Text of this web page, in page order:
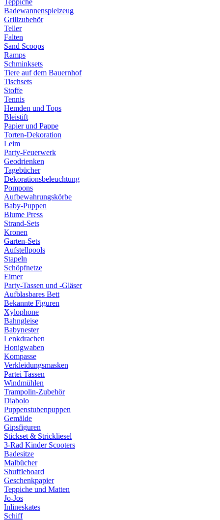
Teppiche
Badewannenspielzeug
Grillzubehör
Teller
Falten
Sand Scoops
Ramps
Schminksets
Tiere auf dem Bauernhof
Tischsets
Stoffe
Tennis
Hemden und Tops
Bleistift
Papier und Pappe
Torten-Dekoration
Leim
Party-Feuerwerk
Geodrienken
Tagebücher
Dekorationsbeleuchtung
Pompons
Aufbewahrungskörbe
Baby-Puppen
Blume Press
Strand-Sets
Kronen
Garten-Sets
Aufstellpools
Stapeln
Schöpfnetze
Eimer
Party-Tassen und -Gläser
Aufblasbares Bett
Bekannte Figuren
Xylophone
Bahngleise
Babynester
Lenkdrachen
Honigwaben
Kompasse
Verkleidungsmasken
Partei Tassen
Windmühlen
Trampolin-Zubehör
Diabolo
Puppenstubenpuppen
Gemälde
Gipsfiguren
Stickset & Strickliesel
3-Rad Kinder Scooters
Badesitze
Malbücher
Shuffleboard
Geschenkpapier
Teppiche und Matten
Jo-Jos
Inlineskates
Schiff